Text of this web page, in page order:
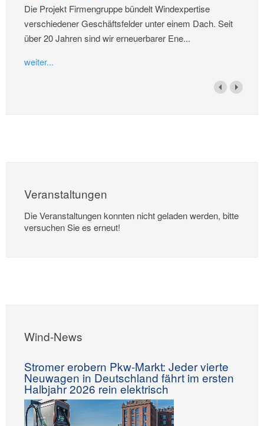
Die Projekt Firmengruppe bündelt Windexpertise
verschiedener Geschäftsfelder unter einem Dach. Seit
über 20 Jahren sind wir erneuerbarer Ene...
weiter...
Veranstaltungen
Die Veranstaltungen konnten nicht geladen werden, bitte
versuchen Sie es erneut!
Wind-News
Stromer erobern Pkw-Markt: Jeder vierte
Neuwagen in Deutschland fährt im ersten
Halbjahr 2026 rein elektrisch